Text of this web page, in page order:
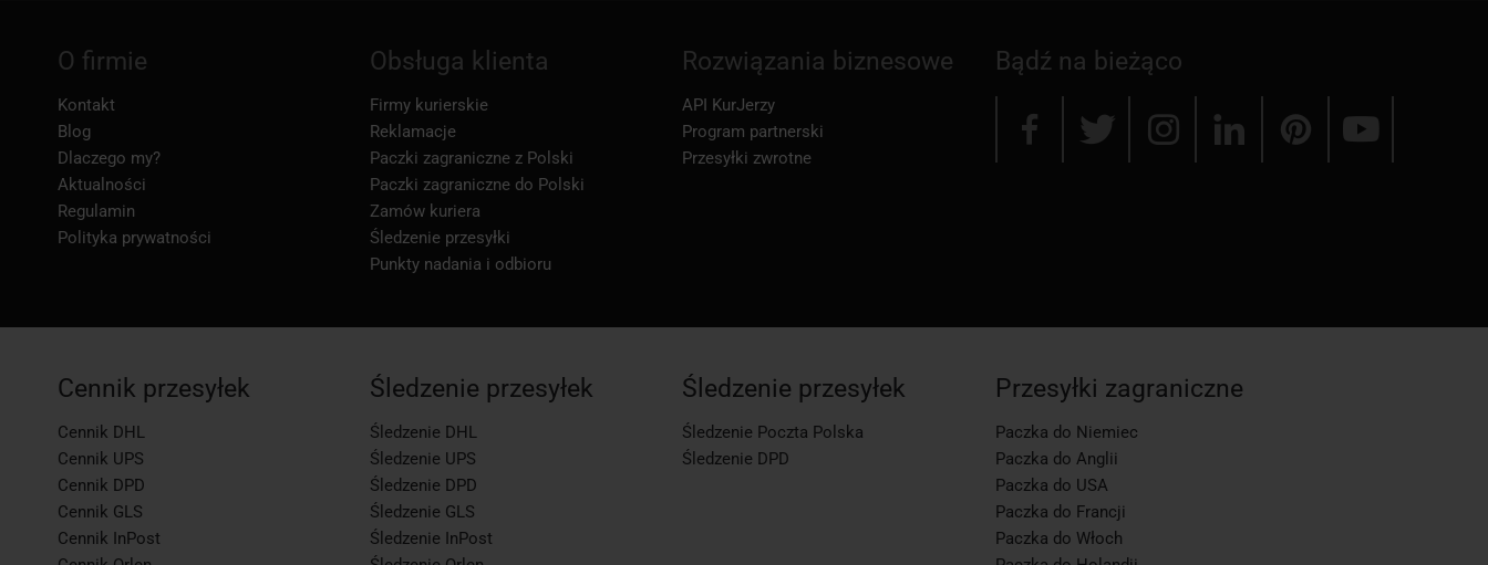
Bądź na bieżąco
O firmie
Kontakt
Blog
Dlaczego my?
Aktualności
Regulamin
Polityka prywatności
Obsługa klienta
Firmy kurierskie
Reklamacje
Paczki zagraniczne z Polski
Paczki zagraniczne do Polski
Zamów kuriera
Śledzenie przesyłki
Punkty nadania i odbioru
Rozwiązania biznesowe
API KurJerzy
Program partnerski
Przesyłki zwrotne
Cennik przesyłek
Cennik DHL
Cennik UPS
Cennik DPD
Cennik GLS
Cennik InPost
Śledzenie przesyłek
Śledzenie DHL
Śledzenie UPS
Śledzenie DPD
Śledzenie GLS
Śledzenie InPost
Śledzenie przesyłek
Śledzenie Poczta Polska
Śledzenie DPD
Przesyłki zagraniczne
Paczka do Niemiec
Paczka do Anglii
Paczka do USA
Paczka do Francji
Paczka do Włoch